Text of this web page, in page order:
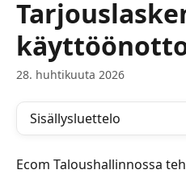
28. huhtikuuta 2026
Sisällysluettelo
Ecom Taloushallinnossa